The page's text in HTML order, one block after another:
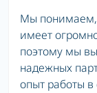
Мы понимаем,
имеет
поэтому мы
надежных
опыт работы в